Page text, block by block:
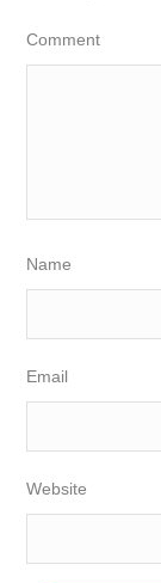
Comment
Name
Email
Website